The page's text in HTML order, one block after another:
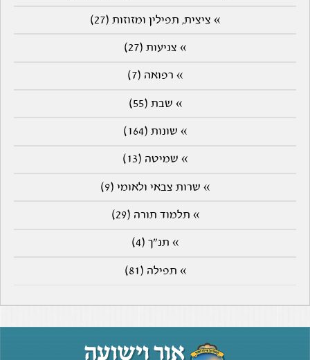
» ציצית, תפילין ומזוזות (27)
» צניעות (27)
» רפואה (7)
» שבת (55)
» שונות (164)
» שמיטה (13)
» שרות צבאי ולאומי (9)
» תלמוד תורה (29)
» תנ"ך (4)
» תפילה (81)